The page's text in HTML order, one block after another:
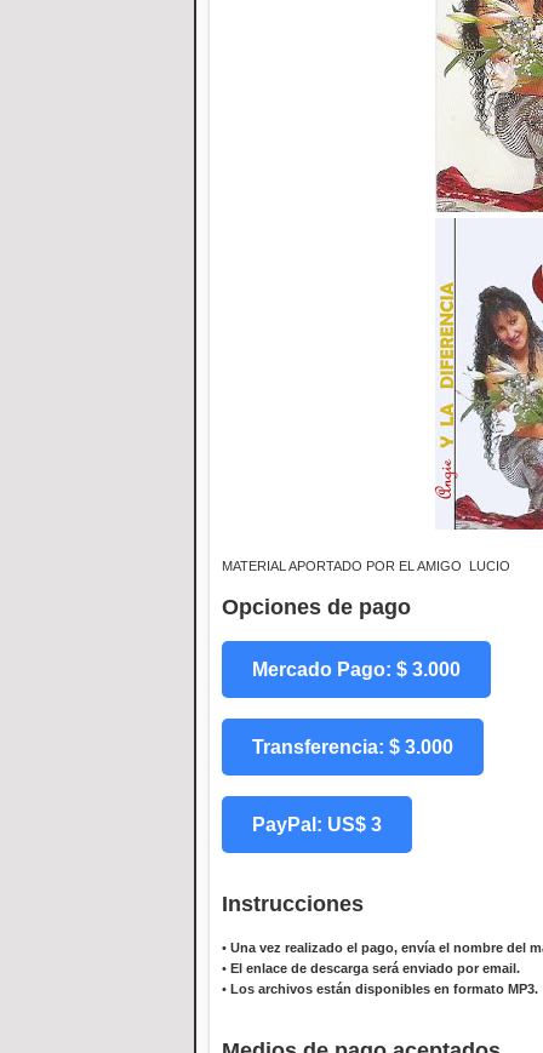
MATERIAL APORTADO POR EL AMIGO LUCIO
Opciones de pago
Mercado Pago: $ 3.000
Transferencia: $ 3.000
PayPal: US$ 3
Instrucciones
• Una vez realizado el pago, envía el nombre del
• El enlace de descarga será enviado por email.
• Los archivos están disponibles en formato MP3.